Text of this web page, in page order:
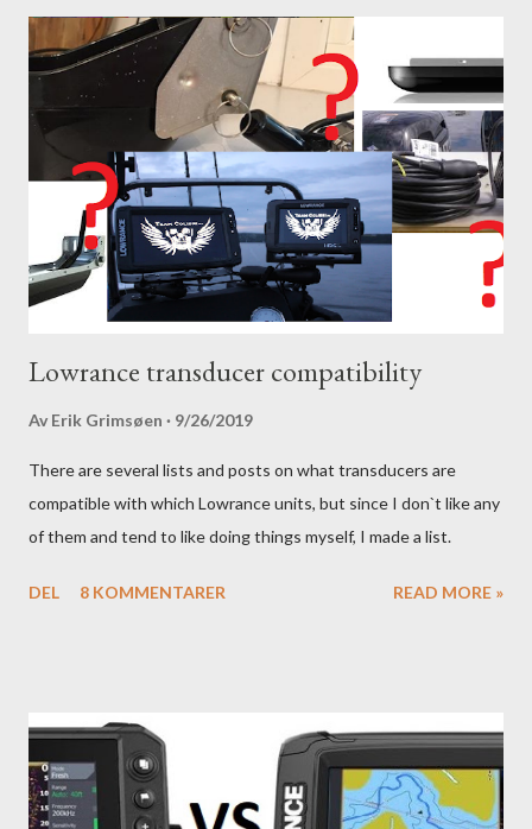
Lowrance transducer compatibility
Av Erik Grimsøen 9/26/2019
There are several lists and posts on what transducers are
compatible with which Lowrance units, but since I don`t like any
of them and tend to like doing things myself, I made a list.
DEL 8 KOMMENTARER READ MORE »